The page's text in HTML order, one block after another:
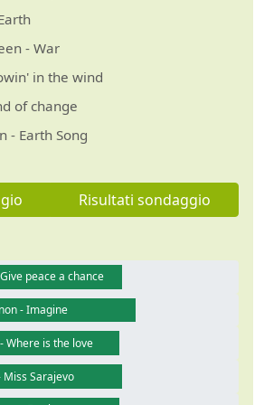
- War
in the wind
of change
- Earth Song
Risultati sondaggio
peace a chance
- Imagine
Where is the love
Miss Sarajevo